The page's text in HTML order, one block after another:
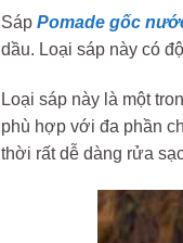
Sáp Pomade gốc
dầu. Loại sáp này có
Loại sáp này là một
phù hợp với đa phần
thời rất dễ dàng rửa